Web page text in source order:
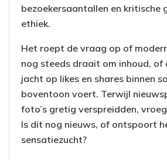
bezoekersaantallen en kritische
ethiek.
Het roept de vraag op of
nog steeds draait om inhoud,
jacht op likes en shares binnen
boventoon voert. Terwijl
foto’s gretig verspreidden,
Is dit nog nieuws, of ontspoort
sensatiezucht?